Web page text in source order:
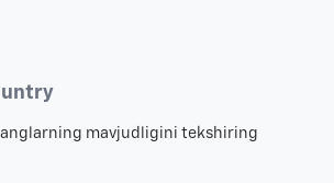
mavjudligini tekshiring